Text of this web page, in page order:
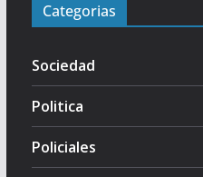
Categorias
Sociedad
Politica
Policiales